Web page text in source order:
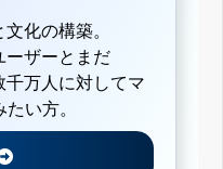
化の構築。
ザーとまだ
万人に対してマ
い方。